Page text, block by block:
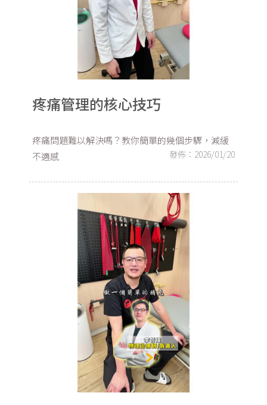
疼痛管理的核心技巧
發佈：2026/01/20
疼痛問題難以解決嗎？教你簡單的幾個步驟，減緩
不適感